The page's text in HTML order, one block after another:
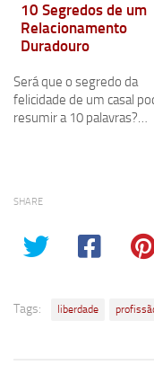
10 Segredos de um
Relacionamento
Duradouro
Será que o segredo da
felicidade de um casal
resumir a 10 palavras?…
SHARE
Tags: liberdade